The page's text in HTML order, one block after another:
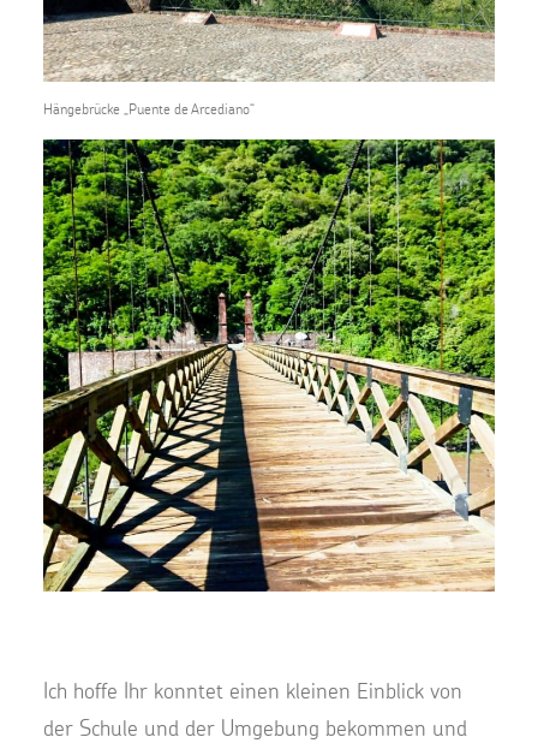
Hängebrücke „Puente de Arcediano“
Ich hoffe Ihr konntet einen kleinen Einblick von
der Schule und der Umgebung bekommen und